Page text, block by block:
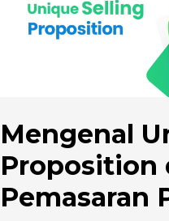
Mengenal
Proposition
Pemasaran